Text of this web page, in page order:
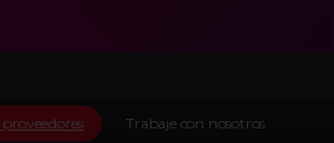
Trabaje con nosotros